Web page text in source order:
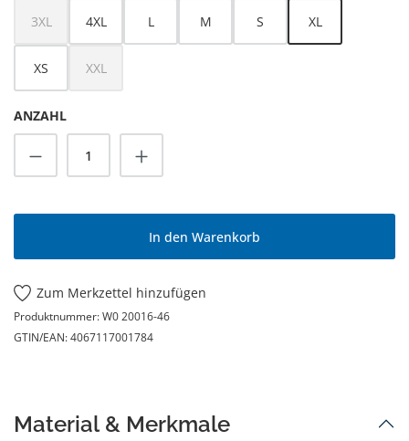
3XL
(Diese Option ist zurzeit nicht verfügbar.)
4XL L M S XL
XS XXL
(Diese Option ist zurzeit nicht verfügbar.)
ANZAHL
Produkt Anzahl: Gib den gewünschten
In den Warenkorb
Zum Merkzettel hinzufügen
Produktnummer:W0 20016-46
GTIN/EAN:4067117001784
Material & Merkmale